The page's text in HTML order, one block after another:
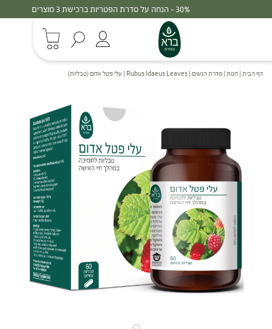
דף הבית | חנות | סדרת הנשים | Rubus Idaeus Leaves | עלי פטל אדום (טבליות)